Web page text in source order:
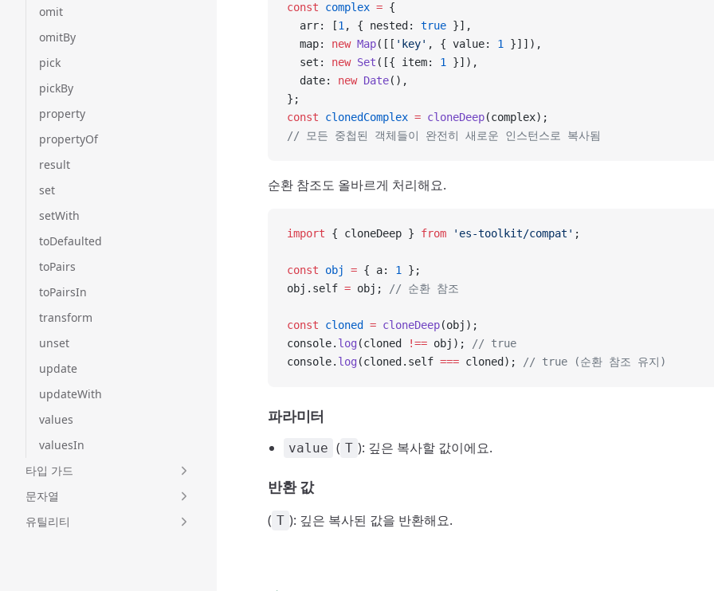
omit
omitBy
pick
pickBy
property
propertyOf
result
set
setWith
toDefaulted
toPairs
toPairsIn
transform
unset
update
updateWith
values
valuesIn
타입 가드
문자열
유틸리티
const complex = {
  arr: [
1 , { nested: true }],
  map:
new Map([[ 'key' , { value: 1
}]]),
  set:
new Set ([{ item: 1
}]),
  date:
new Date(),
};
const clonedComplex = cloneDeep(complex);
// 모든 중첩된 객체들이 완전히 새로운 인스턴스로 복사됨
순환 참조도 올바르게 처리해요.
import { cloneDeep } from 'es-toolkit/compat' ;
const obj = { a: 1
};
obj.self = obj; // 순환 참조
const cloned = cloneDeep(obj);
console. log (cloned !== obj);
// true
console. log (cloned.self === cloned); // true (순환 참조 유지)
파라미터
value ( T ): 깊은 복사할 값이에요.
반환 값
( T ): 깊은 복사된 값을 반환해요.